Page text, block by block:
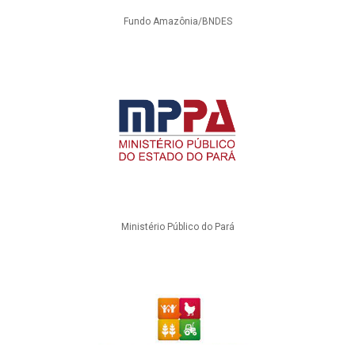
Fundo Amazônia/BNDES
Ministério Público do Pará